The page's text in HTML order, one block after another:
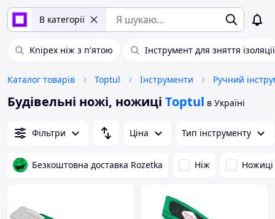
В категорії
Knipex ніж з п'ятою Інструмент для зняття ізоляції
Каталог товарів Toptul Інструменти Ручний
Будівельні ножі, ножиці Toptul в Україні
Фільтри Ціна Тип інструменту
Безкоштовна доставка Rozetka Ніж Ножиці